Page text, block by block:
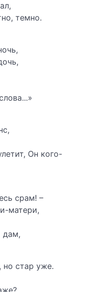
темно.
Он кого-
срам! –
матери,
дам,
стар уже.